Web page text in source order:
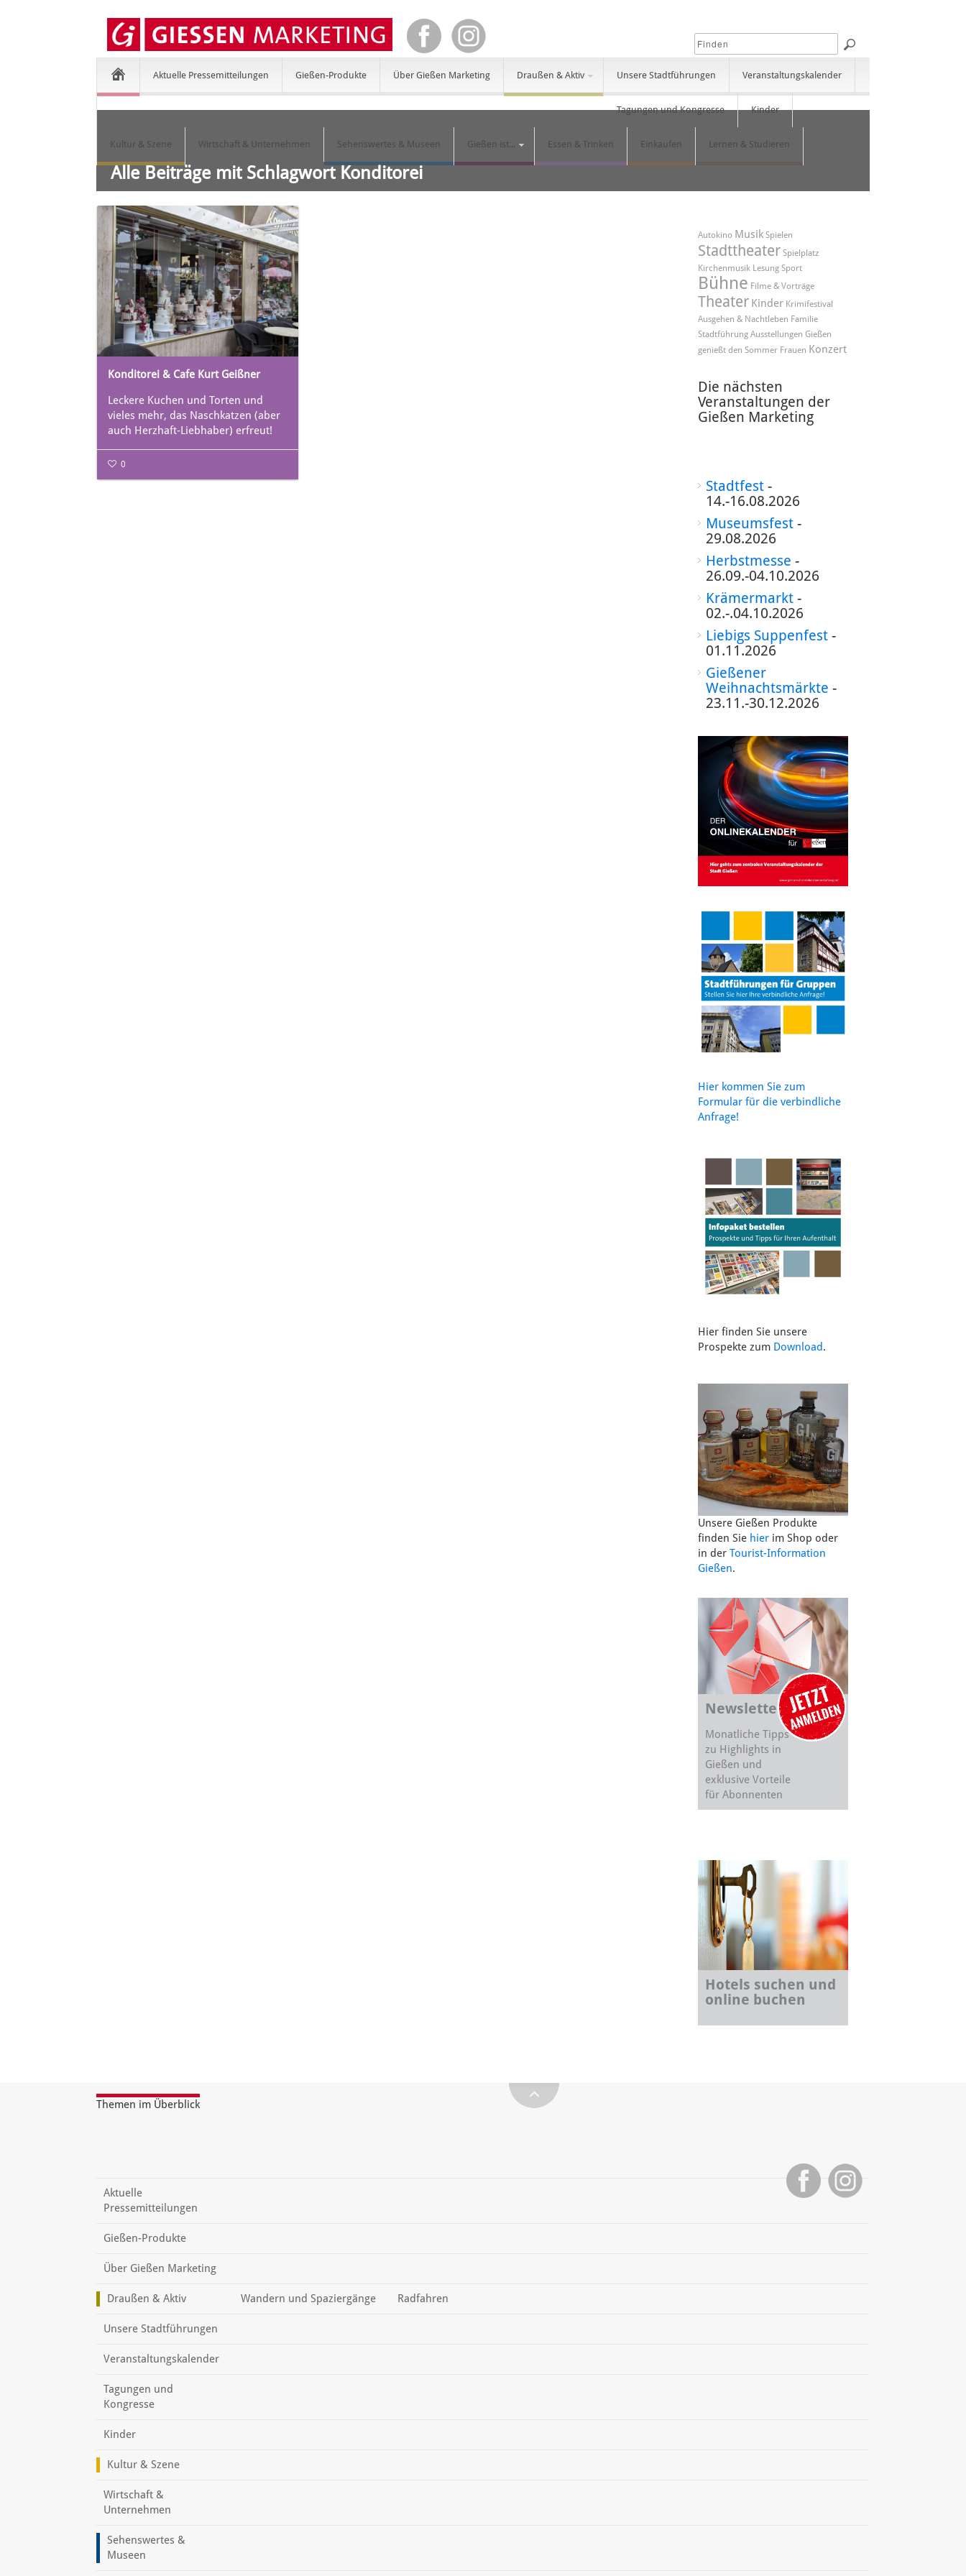
Aktuelle Pressemitteilungen Gießen-Produkte Über Gießen Marketing Draußen & Aktiv Unsere Stadtführungen Veranstaltungskalender
Tagungen und Kongresse Kinder
Kultur & Szene Wirtschaft & Unternehmen Sehenswertes & Museen Gießen ist... Essen & Trinken Einkaufen Lernen & Studieren
Alle Beiträge mit Schlagwort Konditorei
Konditorei & Cafe Kurt Geißner
Leckere Kuchen und Torten und
vieles mehr, das Naschkatzen (aber
auch Herzhaft-Liebhaber) erfreut!
0
Autokino Musik Spielen
Stadttheater Spielplatz
Kirchenmusik Lesung Sport
Bühne Filme & Vorträge
Theater Kinder Krimifestival
Ausgehen & Nachtleben Familie
Stadtführung Ausstellungen Gießen
genießt den Sommer Frauen Konzert
Die nächsten
Veranstaltungen der
Gießen Marketing
Stadtfest-
14.-16.08.2026
Museumsfest-
29.08.2026
Herbstmesse -
26.09.-04.10.2026
Krämermarkt-
02.-.04.10.2026
Liebigs Suppenfest-
01.11.2026
Gießener
Weihnachtsmärkte -
23.11.-30.12.2026
Hier kommen Sie zum
Formular für die verbindliche
Anfrage!
Hier finden Sie unsere
Prospekte zum Download.
Unsere Gießen Produkte
finden Sie hierim Shop oder
in der Tourist-Information
Gießen.
Newsletter
Monatliche Tipps
zu Highlights in
Gießen und
exklusive Vorteile
für Abonnenten
Hotels suchen und
online buchen
Themen im Überblick
Aktuelle
Pressemitteilungen
Gießen-Produkte
Über Gießen Marketing
Draußen & Aktiv Wandern und Spaziergänge Radfahren
Unsere Stadtführungen
Veranstaltungskalender
Tagungen und
Kongresse
Kinder
Kultur & Szene
Wirtschaft &
Unternehmen
Sehenswertes &
Museen